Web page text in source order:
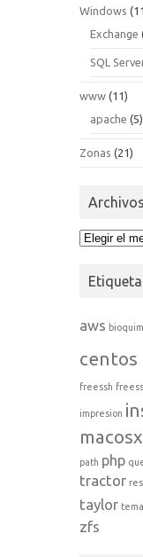
Windows
Exchange
SQL
www (11)
apache (5)
Zonas (21)
Archivos
Archivos
aws
centos
freessh
impresion
macosx
path php
tractor
taylor
zfs